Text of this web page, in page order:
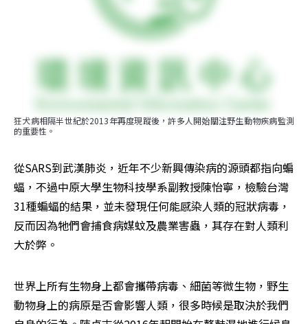
狂犬病相隔半世紀於2013年再度現蹤後，許多人開始關注野生動物疾病監測
的重要性。
從SARS到武漢肺炎，近年不少新興傳染病的源頭都指向蝙
蝠，不過中原大學生物科技學系副教授陳怡寧，檢驗台灣
31種蝙蝠的結果，並未發現任何能感染人類的冠狀病毒，
反而因為牠們會捕食病媒蚊及農業害蟲，其存在對人類利
大於弊。
世界上所有生物身上都會攜帶病毒、細菌等微生物，野生
動物身上的病原是否會影響人類，很多時候是取決於我們